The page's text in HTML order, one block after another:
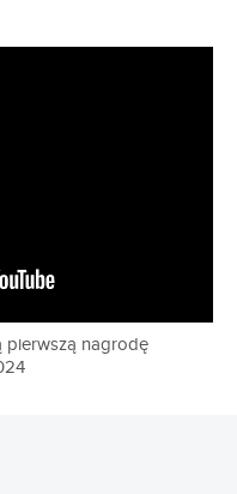
pierwszą nagrodę